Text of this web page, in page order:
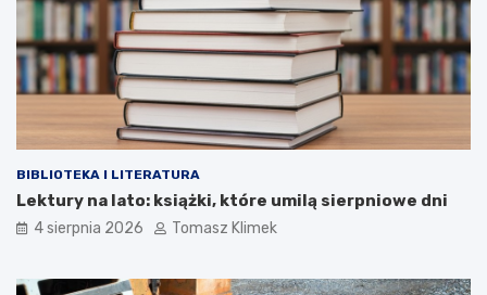
BIBLIOTEKA I LITERATURA
Lektury na lato: książki, które umilą sierpniowe dni
4 sierpnia 2026 Tomasz Klimek